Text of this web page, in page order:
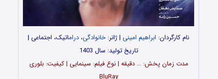
نام کارگردان: ابراهیم امینی | ژانر: خانوادگی، دراماتیک، اجتماعی |
تاریخ تولید: سال 1403
مدت‌‌ زمان پخش: … دقیقه | نوع فیلم: سینمایی | کیفیت: بلوری
BluRay